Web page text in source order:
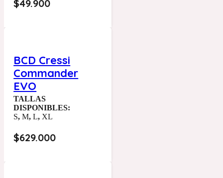
$49.900
BCD Cressi
Commander
EVO
TALLAS
DISPONIBLES:
S,M,L, XL
$629.000